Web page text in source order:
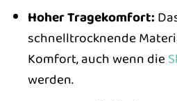
Hoher Tragekomfort:
schnelltrocknende
Komfort, auch wenn die
werden.